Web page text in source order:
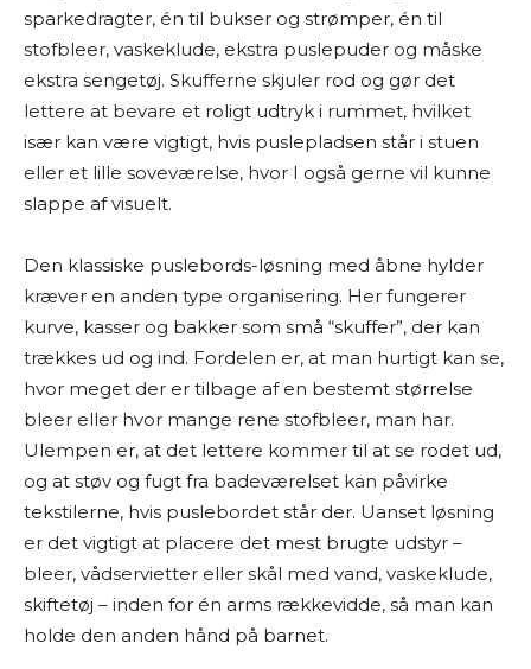
sparkedragter, én til bukser og strømper, én til
stofbleer, vaskeklude, ekstra puslepuder og måske
ekstra sengetøj. Skufferne skjuler rod og gør det
lettere at bevare et roligt udtryk i rummet, hvilket
især kan være vigtigt, hvis puslepladsen står i stuen
eller et lille soveværelse, hvor I også gerne vil kunne
slappe af visuelt.
Den klassiske puslebords-løsning med åbne hylder
kræver en anden type organisering. Her fungerer
kurve, kasser og bakker som små “skuffer”, der kan
trækkes ud og ind. Fordelen er, at man hurtigt kan se,
hvor meget der er tilbage af en bestemt størrelse
bleer eller hvor mange rene stofbleer, man har.
Ulempen er, at det lettere kommer til at se rodet ud,
og at støv og fugt fra badeværelset kan påvirke
tekstilerne, hvis puslebordet står der. Uanset løsning
er det vigtigt at placere det mest brugte udstyr –
bleer, vådservietter eller skål med vand, vaskeklude,
skiftetøj – inden for én arms rækkevidde, så man kan
holde den anden hånd på barnet.